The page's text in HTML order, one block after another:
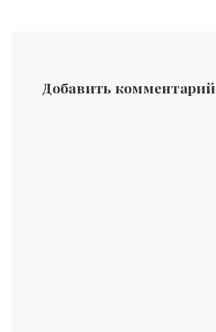
Добавить комментарий